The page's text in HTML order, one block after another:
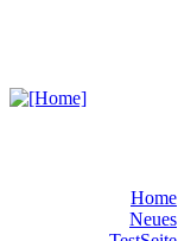
Home
Neues